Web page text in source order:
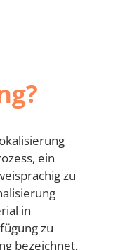
ein
zu
in
zu
bezeichnet.